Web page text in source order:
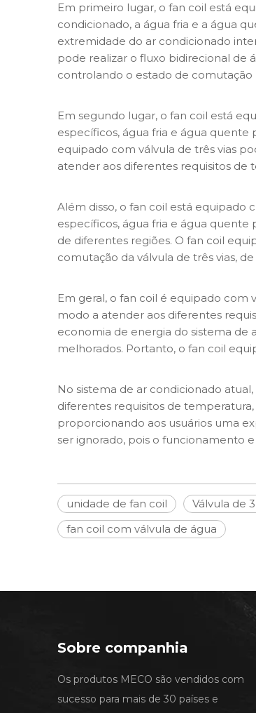
Em primeiro lugar, o fan coil está
condicionado, a água fria e a água
extremidade do ar condicionado
pode realizar o fluxo bidirecional de
controlando o estado de comutação
Em segundo lugar, o fan coil está
específicos, água fria e água
equipado com válvula de três vias
atender aos diferentes requisitos de
Além disso, o fan coil está equipado
específicos, água fria e água
de diferentes regiões. O fan coil
comutação da válvula de três vias,
Em geral, o fan coil é equipado com
modo a atender aos diferentes
economia de energia do sistema de
melhorados. Portanto, o fan coil
No sistema de ar condicionado
diferentes requisitos de
proporcionando aos usuários uma
ser ignorado, pois o funcionamento
unidade de fan coil Válvula de
fan coil com válvula de água
Sobre companhia
Os produtos MECO são vendidos com
sucesso para mais de 30 países e